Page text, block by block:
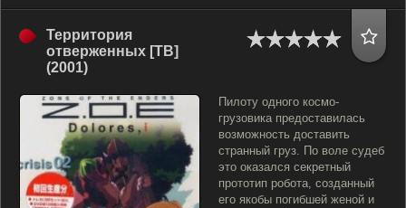
Территория
отверженных [ТВ]
(2001)
Пилоту одного космо-
грузовика предоставилась
возможность доставить
странный груз. По воле судеб
это оказался секретный
прототип робота, созданный
его якобы погибшей женой и